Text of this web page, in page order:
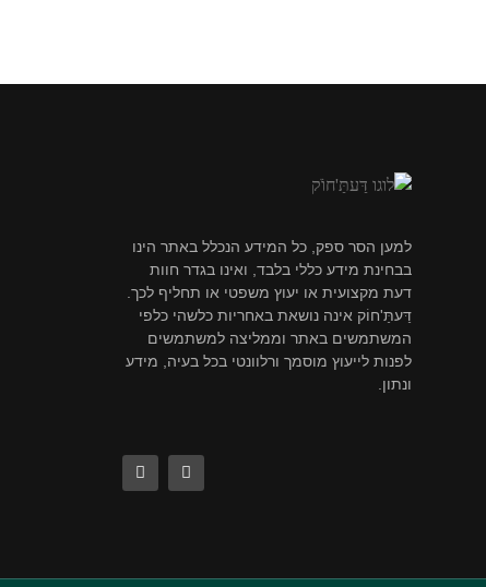
למען הסר ספק, כל המידע הנכלל באתר הינו
בבחינת מידע כללי בלבד, ואינו בגדר חוות
דעת מקצועית או יעוץ משפטי או תחליף לכך.
דַּעתַּ'חוֹק אינה נושאת באחריות כלשהי כלפי
המשתמשים באתר וממליצה למשתמשים
לפנות לייעוץ מוסמך ורלוונטי בכל בעיה, מידע
ונתון.